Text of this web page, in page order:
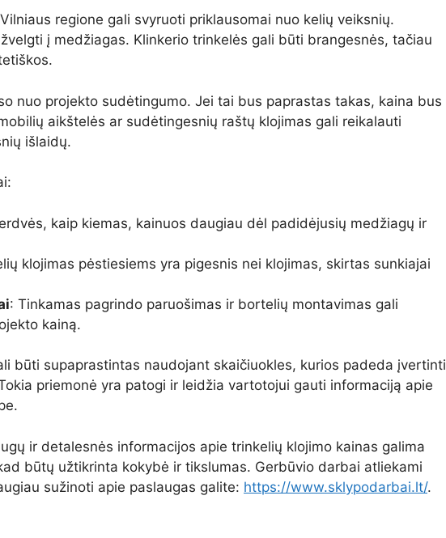
regione gali svyruoti priklausomai nuo kelių veiksnių.
į medžiagas. Klinkerio trinkelės gali būti brangesnės, tačiau
nuo projekto sudėtingumo. Jei tai bus paprastas takas, kaina bus
aikštelės ar sudėtingesnių raštų klojimas gali reikalauti
išlaidų.
kaip kiemas, kainuos daugiau dėl padidėjusių medžiagų ir
klojimas pėstiesiems yra pigesnis nei klojimas, skirtas sunkiajai
: Tinkamas pagrindo paruošimas ir bortelių montavimas gali
kainą.
būti supaprastintas naudojant skaičiuokles, kurios padeda įvertinti
priemonė yra patogi ir leidžia vartotojui gauti informaciją apie
ir detalesnės informacijos apie trinkelių klojimo kainas galima
būtų užtikrinta kokybė ir tikslumas. Gerbūvio darbai atliekami
sužinoti apie paslaugas galite: https://www.sklypodarbai.lt/.